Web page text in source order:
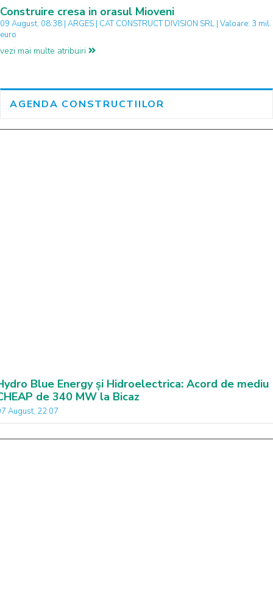
Construire cresa in orasul Mioveni
09 August, 08:38 | ARGES | CAT CONSTRUCT DIVISION SRL | Valoare: 3 mil.
euro
vezi mai multe atribuiri
AGENDA CONSTRUCTIILOR
Blue Energy și Hidroelectrica: Acord de mediu
de 340 MW la Bicaz
August, 22:07